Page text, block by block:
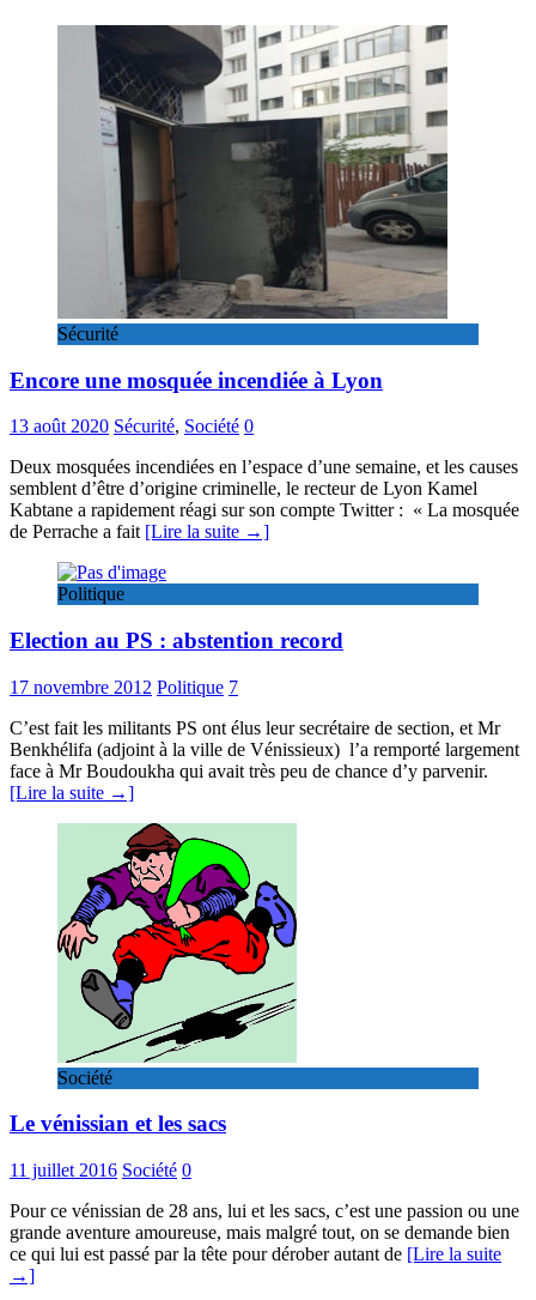
Sécurité
Encore une mosquée incendiée à Lyon
13 août 2020 Sécurité, Société 0
Deux mosquées incendiées en l’espace d’une semaine, et les causes
semblent d’être d’origine criminelle, le recteur de Lyon Kamel
Kabtane a rapidement réagi sur son compte Twitter : « La mosquée
de Perrache a fait [Lire la suite →]
Politique
Election au PS : abstention record
17 novembre 2012 Politique 7
C’est fait les militants PS ont élus leur secrétaire de section, et Mr
Benkhélifa (adjoint à la ville de Vénissieux) l’a remporté largement
face à Mr Boudoukha qui avait très peu de chance d’y parvenir.
[Lire la suite →]
Société
Le vénissian et les sacs
11 juillet 2016 Société 0
Pour ce vénissian de 28 ans, lui et les sacs, c’est une passion ou une
grande aventure amoureuse, mais malgré tout, on se demande bien
ce qui lui est passé par la tête pour dérober autant de [Lire la suite
→]